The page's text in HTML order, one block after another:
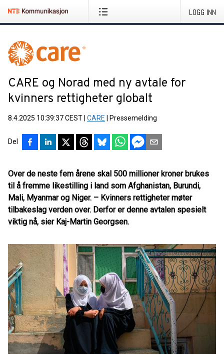
LOGG INN
CARE og Norad med ny avtale for
kvinners rettigheter globalt
8.4.2025 10:39:37 CEST CARE Pressemelding
Del
Over de neste fem årene skal 500 millioner kroner brukes
til å fremme likestilling i land som Afghanistan, Burundi,
Mali, Myanmar og Niger. – Kvinners rettigheter møter
tilbakeslag verden over. Derfor er denne avtalen spesielt
viktig nå, sier Kaj-Martin Georgsen.